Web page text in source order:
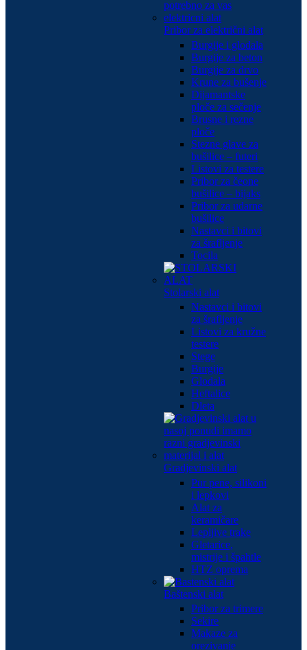
Pribor za električni alat
Burgije i glodala
Burgije za beton
Burgije za drvo
Krune za bušenje
Dijamantske
ploče za sečenje
Brusne i rezne
ploče
Stezne glave za
bušilice – futeri
Listovi za testere
Pribor za čeone
bušilice – bijaks
Pribor za udarne
bušilice
Nastavci i bitovi
za šrafljenje
Tocila
Stolarski alat
Nastavci i bitovi
za šrafljenje
Listovi za kružne
testere
Stege
Burgije
Glodala
Heftalice
Dleta
Gradjevinski alat
Pur pene, silikoni
i lepkovi
Alat za
keramičare
Lepljive trake
Gletarice,
mistrije i špahtle
HTZ oprema
Baštenski alat
Pribor za trimere
Sekire
Makaze za
orezivanje